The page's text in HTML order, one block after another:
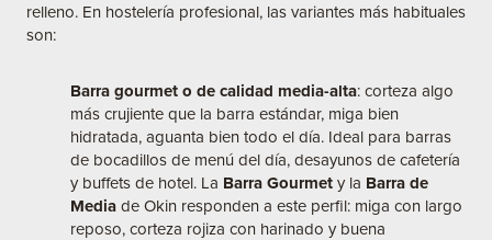
relleno. En hostelería profesional, las variantes más habituales
son:
Barra gourmet o de calidad media-alta: corteza algo
más crujiente que la barra estándar, miga bien
hidratada, aguanta bien todo el día. Ideal para barras
de bocadillos de menú del día, desayunos de cafetería
y buffets de hotel. La Barra Gourmet y la Barra de
Media de Okin responden a este perfil: miga con largo
reposo, corteza rojiza con harinado y buena